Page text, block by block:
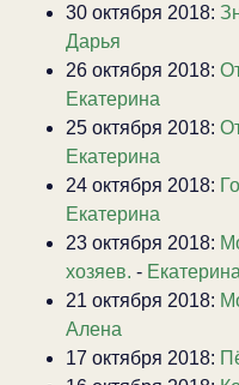
30 октября 2018:
Дарья
26 октября 2018:
Екатерина
25 октября 2018:
Екатерина
24 октября 2018:
Екатерина
23 октября 2018:
хозяев. - Екатерина
21 октября 2018:
Алена
17 октября 2018: